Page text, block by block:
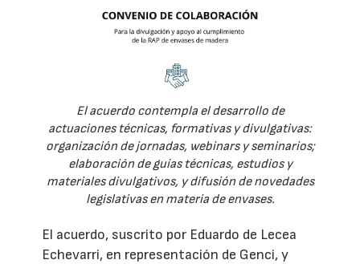
El acuerdo contempla el desarrollo de
actuaciones técnicas, formativas y divulgativas:
organización de jornadas, webinars y seminarios;
elaboración de guías técnicas, estudios y
materiales divulgativos, y difusión de novedades
legislativas en materia de envases.
El acuerdo, suscrito por Eduardo de Lecea
Echevarri, en representación de Genci, y